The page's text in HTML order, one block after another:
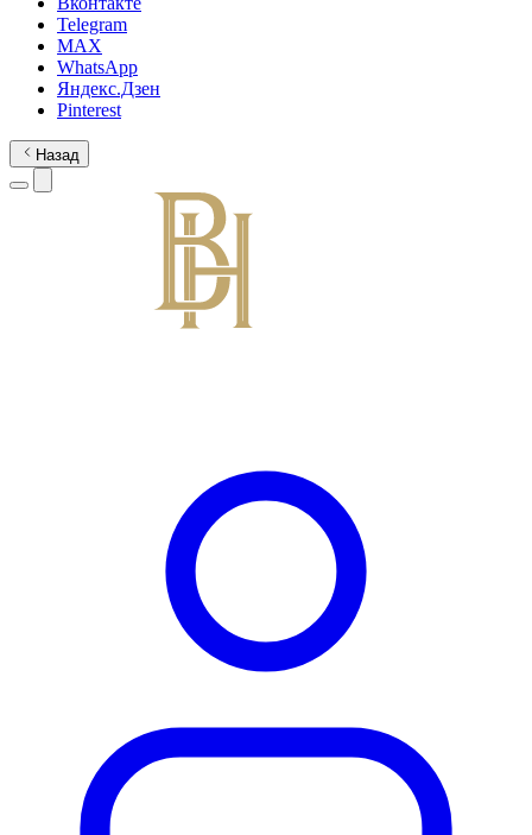
Telegram
MAX
WhatsApp
Яндекс.Дзен
Pinterest
Назад